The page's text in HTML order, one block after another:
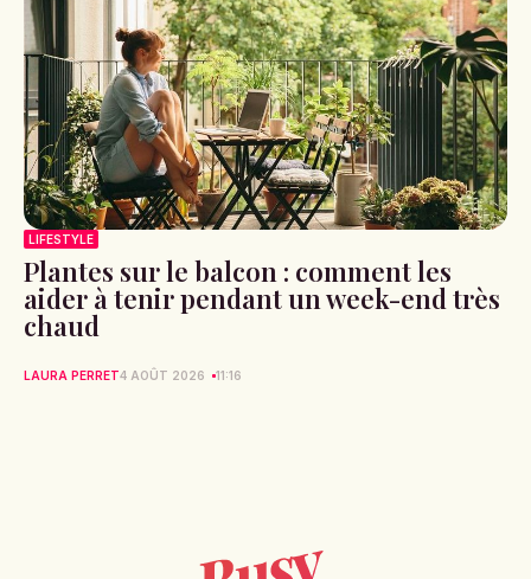
LIFESTYLE
Plantes sur le balcon : comment les
aider à tenir pendant un week-end très
chaud
LAURA PERRET4 AOÛT 2026 11:16